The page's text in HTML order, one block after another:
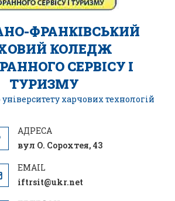
ФРАНКІВСЬКИЙ
КОЛЕДЖ
СЕРВІСУ І
ТУРИЗМУ
харчових технологій
вул О. Сорохтея, 43
iftrsit@ukr.net